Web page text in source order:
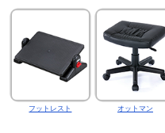
フットレスト オットマン